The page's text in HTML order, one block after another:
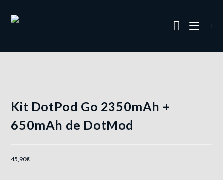
Kit DotPod Go 2350mAh +
650mAh de DotMod
45,90€